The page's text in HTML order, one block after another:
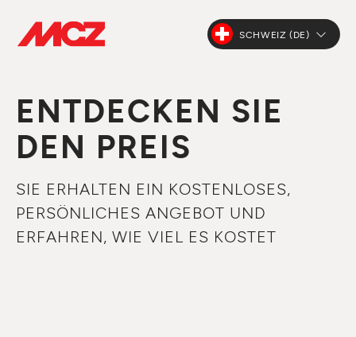
SCHWEIZ (DE)
ENTDECKEN SIE
DEN PREIS
SIE ERHALTEN EIN KOSTENLOSES,
PERSÖNLICHES ANGEBOT UND
ERFAHREN, WIE VIEL ES KOSTET